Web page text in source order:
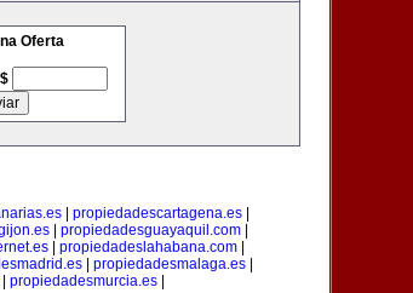
Oferta
| propiedadescartagena.es|
propiedadesguayaquil.com
propiedadeslahabana.com
propiedadesmalaga.es
propiedadesmurcia.es